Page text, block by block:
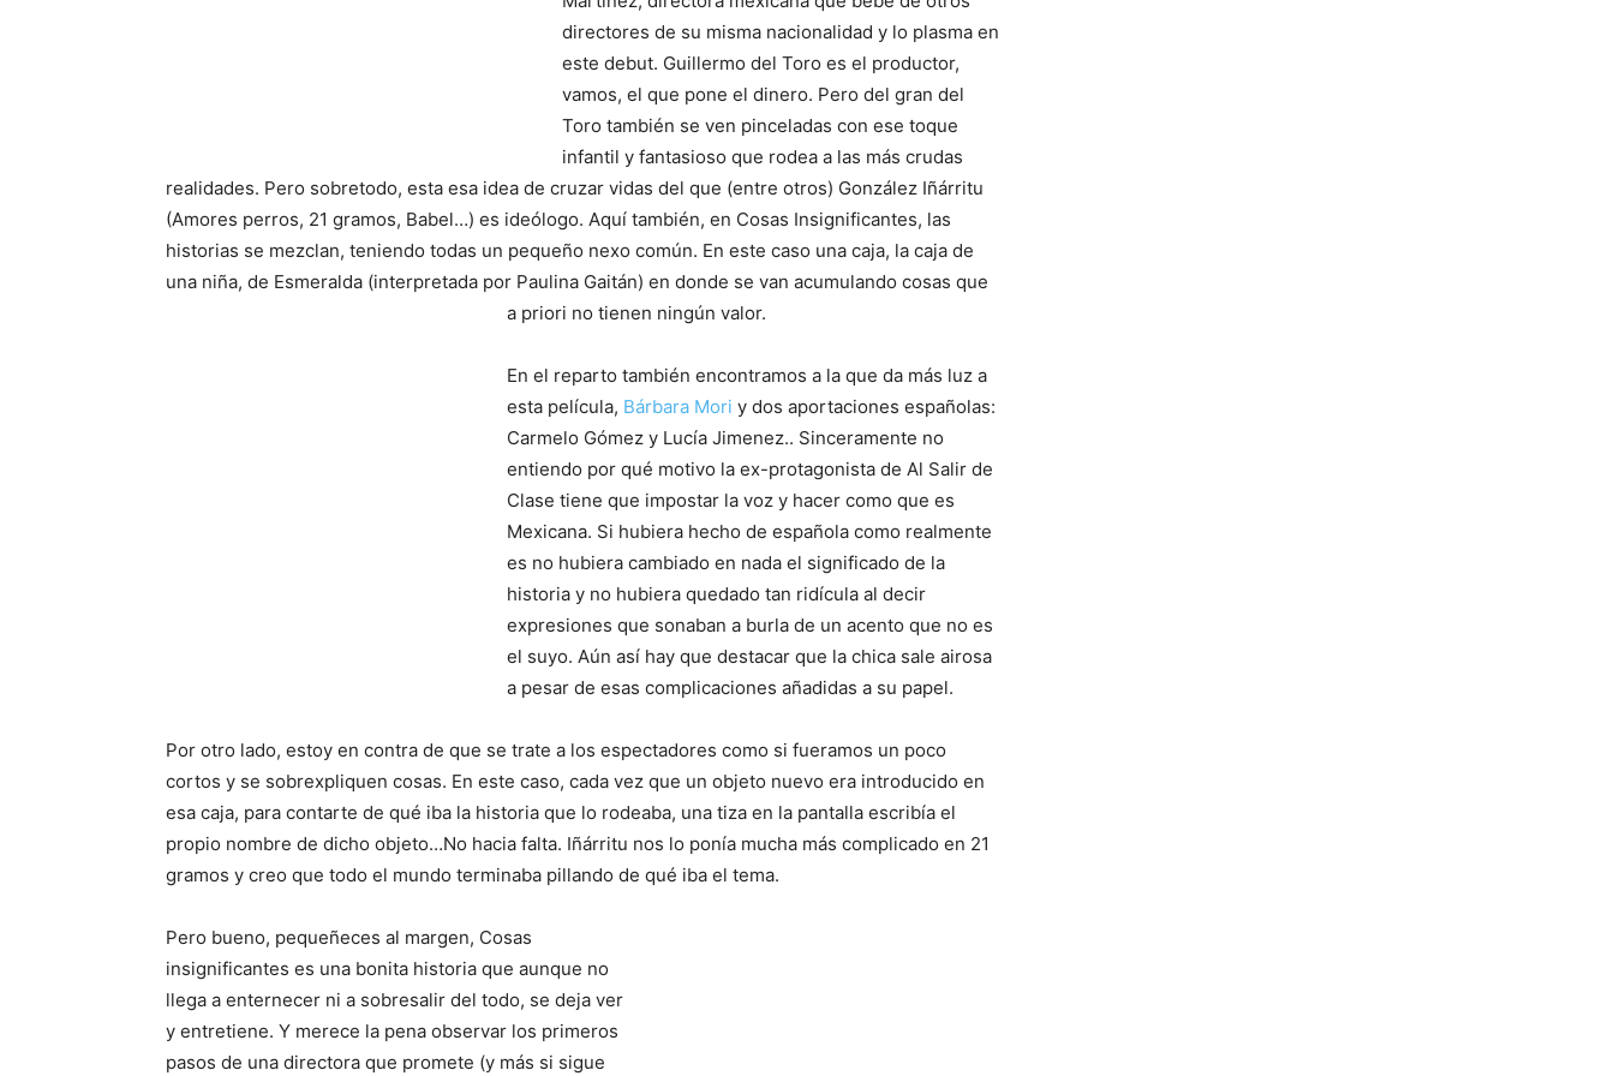
Mundo
directores de su misma nacionalidad y lo plasma en
este debut. Guillermo del Toro es el productor,
vamos, el que pone el dinero. Pero del gran del
Toro también se ven pinceladas con ese toque
infantil y fantasioso que rodea a las más crudas
realidades. Pero sobretodo, esta esa idea de cruzar vidas del que (entre otros) González Iñárritu
(Amores perros, 21 gramos, Babel…) es ideólogo. Aquí también, en Cosas Insignificantes, las
historias se mezclan, teniendo todas un pequeño nexo común. En este caso una caja, la caja de
una niña, de Esmeralda (interpretada por Paulina Gaitán) en donde se van acumulando cosas que
a priori no tienen ningún valor.
En el reparto también encontramos a la que da más luz a
esta película, Bárbara Mori y dos aportaciones españolas:
Carmelo Gómez y Lucía Jimenez.. Sinceramente no
entiendo por qué motivo la ex-protagonista de Al Salir de
Clase tiene que impostar la voz y hacer como que es
Mexicana. Si hubiera hecho de española como realmente
es no hubiera cambiado en nada el significado de la
historia y no hubiera quedado tan ridícula al decir
expresiones que sonaban a burla de un acento que no es
el suyo. Aún así hay que destacar que la chica sale airosa
a pesar de esas complicaciones añadidas a su papel.
Por otro lado, estoy en contra de que se trate a los espectadores como si fueramos un poco
cortos y se sobrexpliquen cosas. En este caso, cada vez que un objeto nuevo era introducido en
esa caja, para contarte de qué iba la historia que lo rodeaba, una tiza en la pantalla escribía el
propio nombre de dicho objeto…No hacia falta. Iñárritu nos lo ponía mucha más complicado en 21
gramos y creo que todo el mundo terminaba pillando de qué iba el tema.
Pero bueno, pequeñeces al margen, Cosas
insignificantes es una bonita historia que aunque no
llega a enternecer ni a sobresalir del todo, se deja ver
y entretiene. Y merece la pena observar los primeros
pasos de una directora que promete (y más si sigue